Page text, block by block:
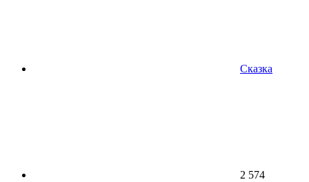
Сказка
2 574